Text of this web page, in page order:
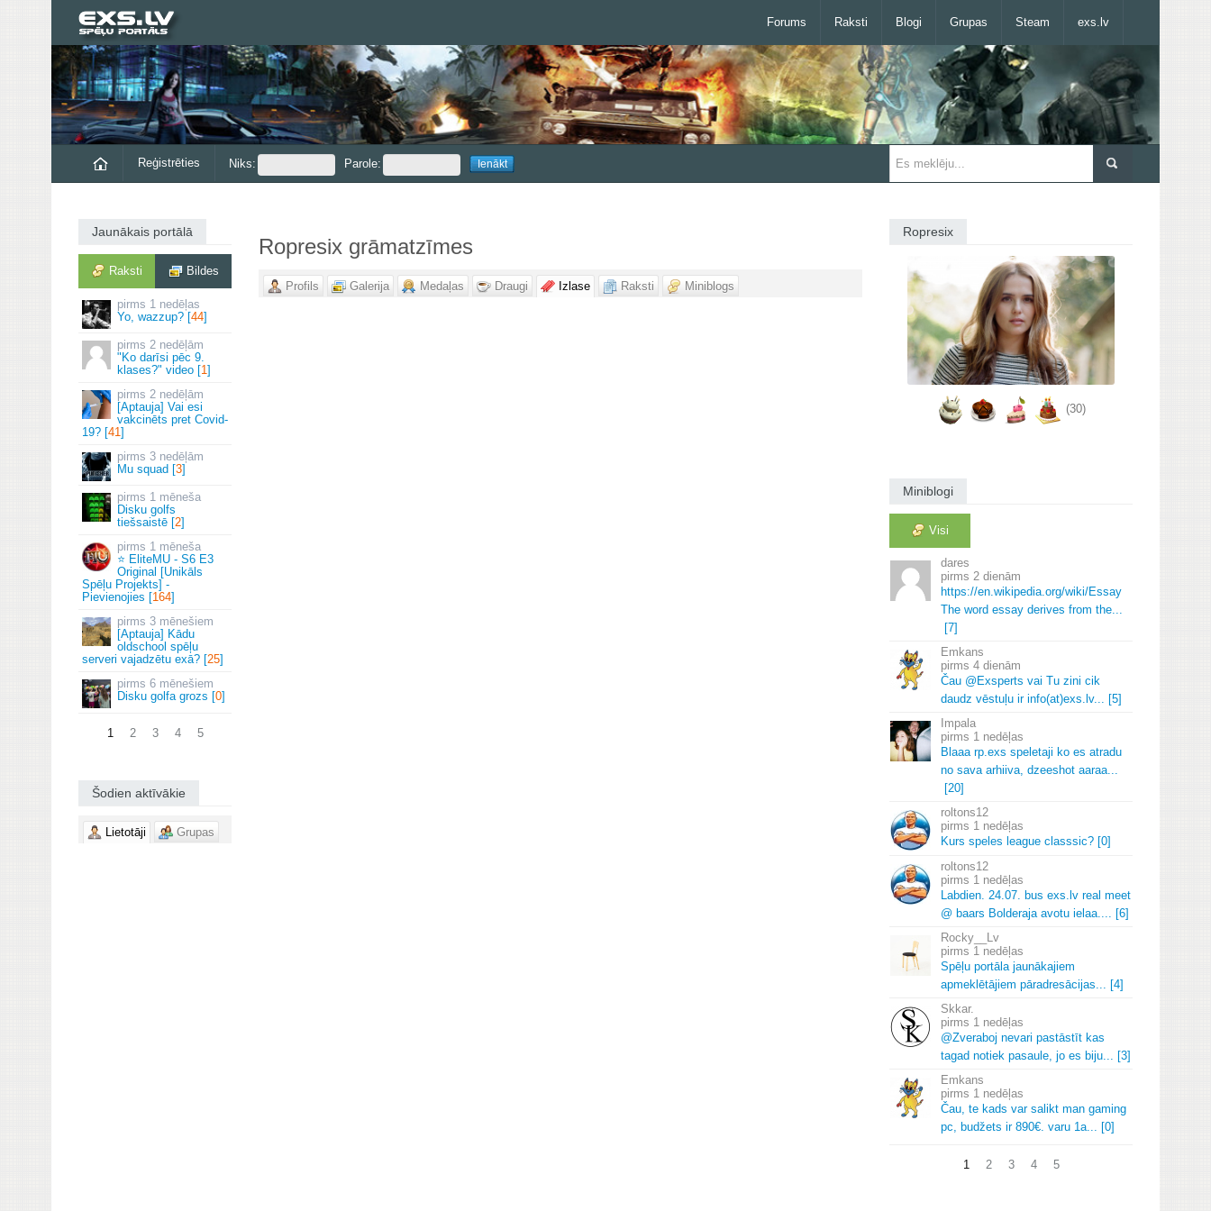
Forums Raksti Blogi Grupas Steam exs.lv
Reģistrēties Niks: Parole:
Jaunākais portālā
Raksti Bildes
1 nedēļas
Yo, wazzup? [44]
2 nedēļām
"Ko darīsi pēc 9.
klases?" video [1]
2 nedēļām
[Aptauja] Vai esi
vakcinēts pret Covid-
19? [41]
3 nedēļām
Mu squad [3]
1 mēneša
Disku golfs
tiešsaistē [2]
1 mēneša
⭐ EliteMU - S6 E3
Original [Unikāls
Spēļu Projekts] -
Pievienojies [164]
3 mēnešiem
[Aptauja] Kādu
oldschool spēļu
serveri vajadzētu exā? [25]
6 mēnešiem
Disku golfa grozs [0]
1 2 3 4 5
Šodien aktīvākie
Lietotāji Grupas
Ropresix grāmatzīmes
Profils Galerija Medaļas Draugi Izlase Raksti Miniblogs
Ropresix
(30)
Miniblogi
Visi
dares
2 dienām
https://en. wikipedia. org/wiki/Essay
The word essay derives from the.
[7]
Emkans
4 dienām
Čau @Exsperts vai Tu zini cik
daudz vēstuļu ir info(at)exs. lv.
[5]
Impala
1 nedēļas
Blaaa rp. exs speletaji ko es atradu
no sava arhiiva, dzeeshot aaraa.
[20]
roltons12
1 nedēļas
Kurs speles league classsic? [0]
roltons12
1 nedēļas
Labdien. 24. 07. bus exs. lv real meet
@ baars Bolderaja avotu ielaa.
[6]
Rocky__Lv
1 nedēļas
Spēļu portāla jaunākajiem
apmeklētājiem pāradresācijas.
[4]
Skkar.
1 nedēļas
@Zveraboj nevari pastāstīt kas
tagad notiek pasaule, jo es biju.
[3]
Emkans
1 nedēļas
Čau, te kads var salikt man gaming
pc, budžets ir 890€. varu 1a. [0]
1 2 3 4 5